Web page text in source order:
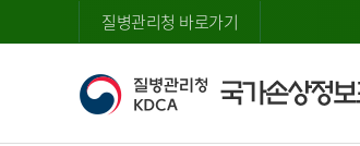
질병관리청 바로가기